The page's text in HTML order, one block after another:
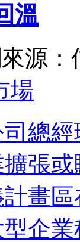
溫
源：
場
總
張
畫
企